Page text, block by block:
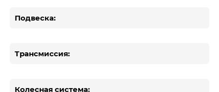
Подвеска:
Трансмиссия:
Колесная система: